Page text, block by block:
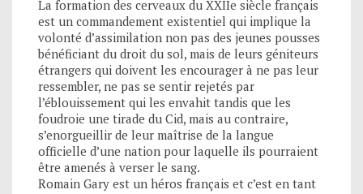
La formation des cerveaux du XXIIe siècle français
est un commandement existentiel qui implique la
volonté d’assimilation non pas des jeunes pousses
bénéficiant du droit du sol, mais de leurs géniteurs
étrangers qui doivent les encourager à ne pas leur
ressembler, ne pas se sentir rejetés par
l’éblouissement qui les envahit tandis que les
foudroie une tirade du Cid, mais au contraire,
s’enorgueillir de leur maîtrise de la langue
officielle d’une nation pour laquelle ils pourraient
être amenés à verser le sang.
Romain Gary est un héros français et c’est en tant